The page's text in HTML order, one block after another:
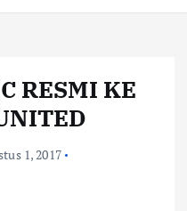
RESMI KE
1, 2017